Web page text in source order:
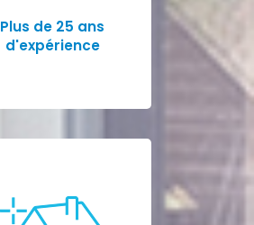
Plus de 25 ans
d'expérience